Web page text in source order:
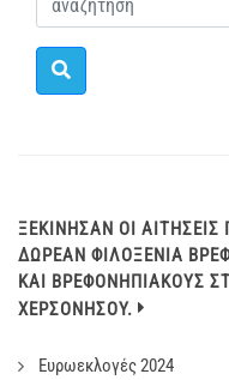
ΞΕΚΊΝΗΣΑΝ ΟΙ ΑΙΤΉΣΕΙΣ
ΔΩΡΕΆΝ ΦΙΛΟΞΕΝΊΑ
ΚΑΙ ΒΡΕΦΟΝΗΠΙΑΚΟΎΣ
ΧΕΡΣΟΝΉΣΟΥ.
Ευρωεκλογές 2024